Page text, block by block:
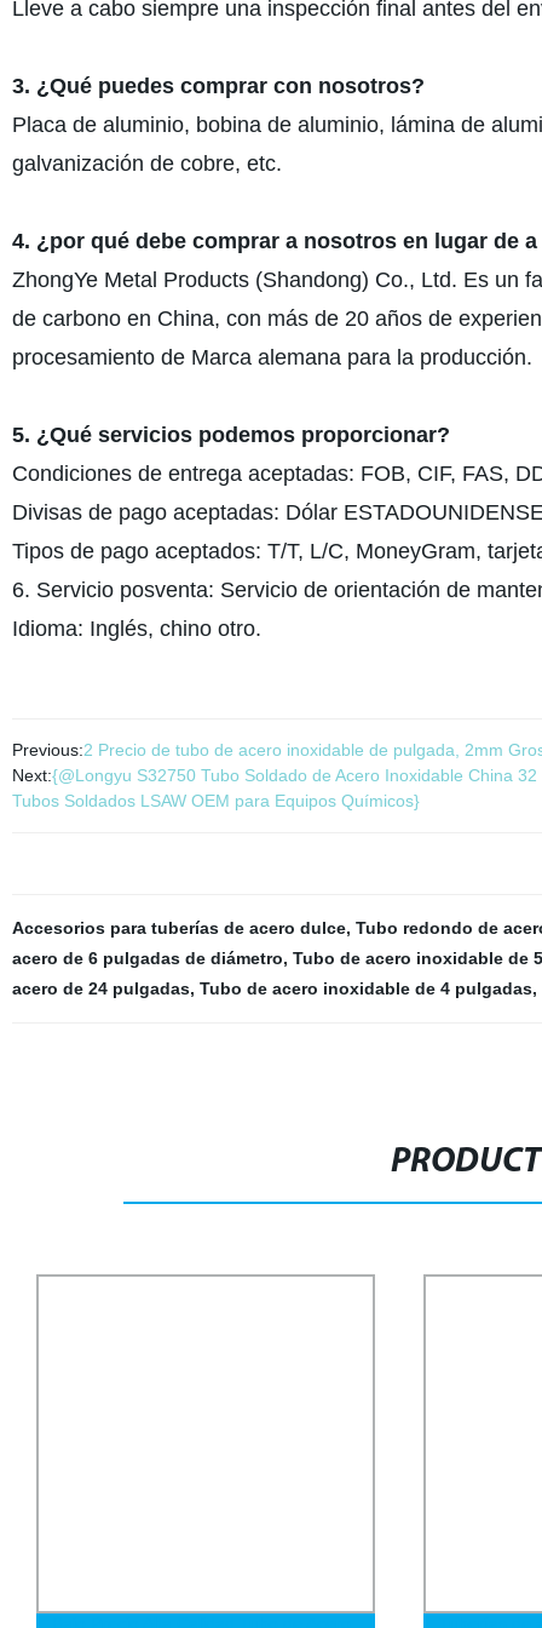
Lleve a cabo siempre una inspección final antes del
3. ¿Qué puedes comprar con nosotros?
Placa de aluminio, bobina de aluminio, lámina de
galvanización de cobre, etc.
4. ¿por qué debe comprar a nosotros en lugar de
ZhongYe Metal Products (Shandong) Co., Ltd. Es un
de carbono en China, con más de 20 años de
procesamiento de Marca alemana para la producción.
5. ¿Qué servicios podemos proporcionar?
Condiciones de entrega aceptadas: FOB, CIF, FAS,
Divisas de pago aceptadas: Dólar
Tipos de pago aceptados: T/T, L/C, MoneyGram,
6. Servicio posventa: Servicio de orientación de
Idioma: Inglés, chino otro.
Previous:2 Precio de tubo de acero inoxidable de pulgada, 2mm
Next:{@Longyu S32750 Tubo Soldado de Acero Inoxidable China
Tubos Soldados LSAW OEM para Equipos Químicos}
Accesorios para tuberías de acero dulce, Tubo redondo de
acero de 6 pulgadas de diámetro, Tubo de acero inoxidable de
acero de 24 pulgadas, Tubo de acero inoxidable de 4 pulgadas,